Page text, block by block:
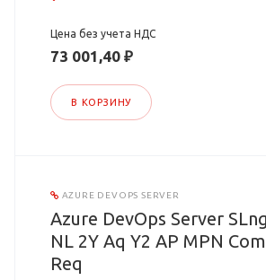
Цена без учета НДС
73 001,40 ₽
В КОРЗИНУ
AZURE DEVOPS SERVER
Azure DevOps Server
NL 2Y Aq Y2 AP MPN
Req